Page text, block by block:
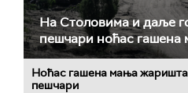
На Столовима и даље
пешчари ноћас
Ноћас гашена мања жаришта
пешчари